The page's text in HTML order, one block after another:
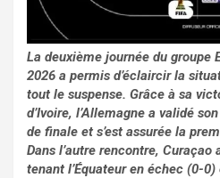
La deuxième journée du groupe
2026 a permis d’éclaircir la
tout le suspense. Grâce à sa
d’Ivoire, l’Allemagne a validé
de finale et s’est assurée la
Dans l’autre rencontre, Curaçao
tenant l’Équateur en échec (0-